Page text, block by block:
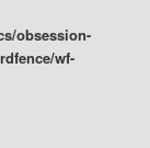
obsession-
wf-